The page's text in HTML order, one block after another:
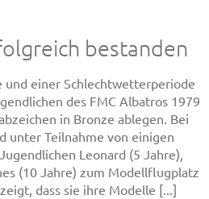
bestanden
und einer Schlechtwetterperiode
des FMC Albatros 1979
in Bronze ablegen. Bei
unter Teilnahme von einigen
Leonard (5 Jahre),
(10 Jahre) zum Modellflugplatz
dass sie ihre Modelle [...]